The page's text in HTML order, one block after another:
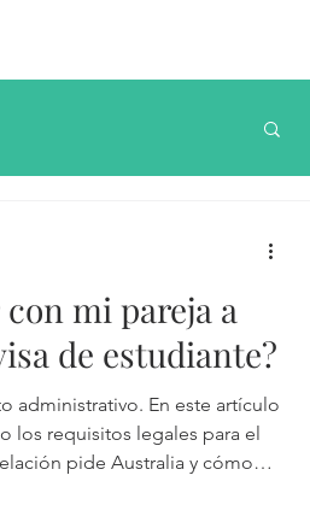
Tax return
mi pareja a
de estudiante?
administrativo. En este artículo
los requisitos legales para el
pide Australia y cómo